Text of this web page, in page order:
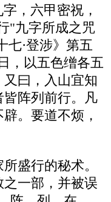
，六甲密祝，
"九字所成之咒
七·登涉》第五
，以五色缯各五
曰，入山宜知
阵列前行。凡
。要道不烦，
盛行的秘术。
一部，并被误